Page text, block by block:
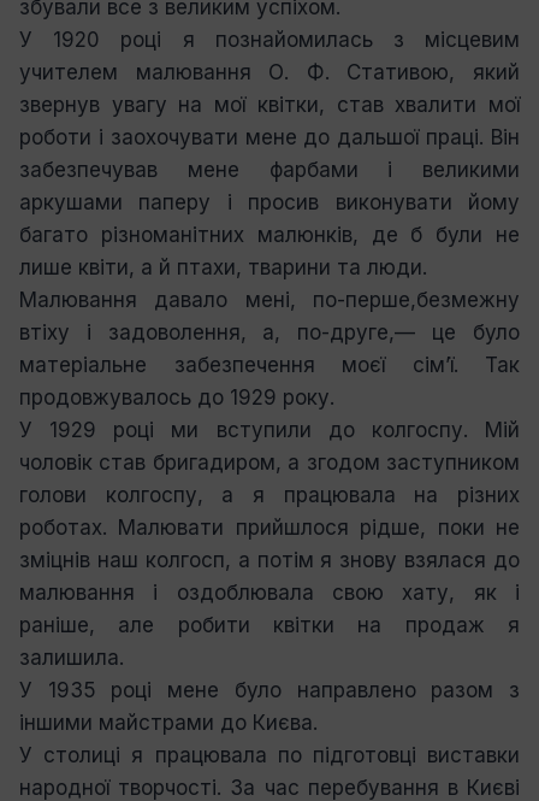
збували все з великим успіхом.
У 1920 році я познайомилась з місцевим
учителем малювання О. Ф. Стативою, який
звернув увагу на мої квітки, став хвалити мої
роботи і заохочувати мене до дальшої праці. Він
забезпечував мене фарбами і великими
аркушами паперу і просив виконувати йому
багато різноманітних малюнків, де б були не
лише квіти, а й птахи, тварини та люди.
Малювання давало мені, по-перше,безмежну
втіху і задоволення, а, по-друге,— це було
матеріальне забезпечення моєї сім’ї. Так
продовжувалось до 1929 року.
У 1929 році ми вступили до колгоспу. Мій
чоловік став бригадиром, а згодом заступником
голови колгоспу, а я працювала на різних
роботах. Малювати прийшлося рідше, поки не
зміцнів наш колгосп, а потім я знову взялася до
малювання і оздоблювала свою хату, як і
раніше, але робити квітки на продаж я
залишила.
У 1935 році мене було направлено разом з
іншими майстрами до Києва.
У столиці я працювала по підготовці виставки
народної творчості. За час перебування в Києві